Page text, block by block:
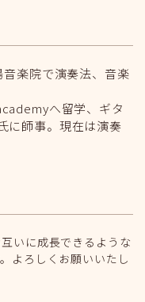
楽院で演奏法、音楽
へ留学、ギタ
に師事。現在は演奏
いに成長できるような
よろしくお願いいたし